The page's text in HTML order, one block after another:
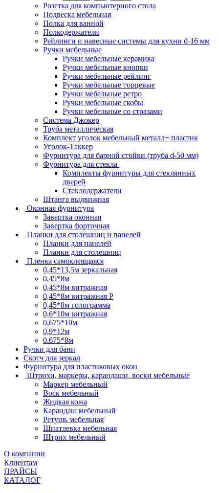
Розетка для компьютерного стола
Подвеска мебельная
Полка для ванной
Полкодержатели
Рейлинги и навесные системы для кухни d-16 мм
Ручки мебельные
Ручки мебельные керамика
Ручки мебельные кнопки
Ручки мебельные рейлинг
Ручки мебельные торцевые
Ручки мебельные ретро
Ручки мебельные скобы
Ручки мебельные со стразами
Система Джокер
Труба металлическая
Комплект уголок мебельный металл+ пластик
Уголок-Таккер
Фурнитура для барной стойки (труба d-50 мм)
Фурнитура для стекла
Комплекты фурнитуры для стеклянных
дверей
Стеклодержатели
Штанга выдвижная
Оконная фурнитура
Завертка оконная
Завертка форточная
Планки для столешниц и панелей
Планки для панелей
Планки для столешниц
Пленка самоклеящаяся
0,45*13,5м зеркальная
0,45*8м
0,45*8м витражная
0,45*8м витражная Р
0,45*8м голограмма
0,6*10м витражная
0,675*10м
0,9*12м
0.675*8м
Ручки для бани
Скотч для зеркал
Фурнитура для пластиковых окон
Штрихи, маркеры, карандаши, воски мебельные
Маркер мебельный
Воск мебельный
Жидкая кожа
Карандаш мебельный
Ретушь мебельная
Шпатлевка мебельная
Штрих мебельный
О компании
Клиентам
ПРАЙСЫ
КАТАЛОГ